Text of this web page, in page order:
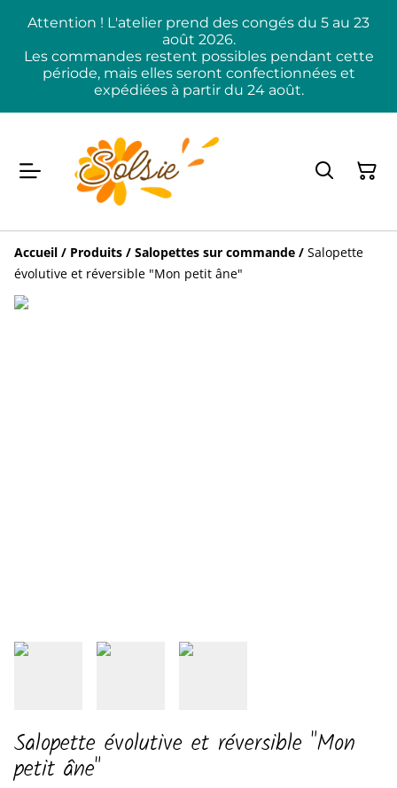
Attention ! L'atelier prend des congés du 5 au 23
août 2026.
Les commandes restent possibles pendant cette
période, mais elles seront confectionnées et
expédiées à partir du 24 août.
Accueil / Produits / Salopettes sur commande / Salopette
évolutive et réversible "Mon petit âne"
Salopette évolutive et réversible "Mon
petit âne"